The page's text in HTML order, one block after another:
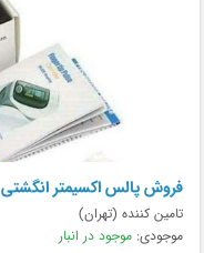
فروش پالس اکسیمتر انگشتی
تامین کننده (تهران)
موجودی: موجود در انبار